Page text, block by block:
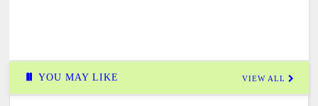
YOU MAY LIKE VIEW ALL